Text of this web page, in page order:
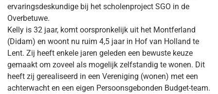
ervaringsdeskundige bij het scholenproject SGO in de
Overbetuwe.
Kelly is 32 jaar, komt oorspronkelijk uit het Montferland
(Didam) en woont nu ruim 4,5 jaar in Hof van Holland te
Lent. Zij heeft enkele jaren geleden een bewuste keuze
gemaakt om zoveel als mogelijk zelfstandig te wonen. Dit
heeft zij gerealiseerd in een Vereniging (wonen) met een
achterwacht en een eigen Persoonsgebonden Budget-team.